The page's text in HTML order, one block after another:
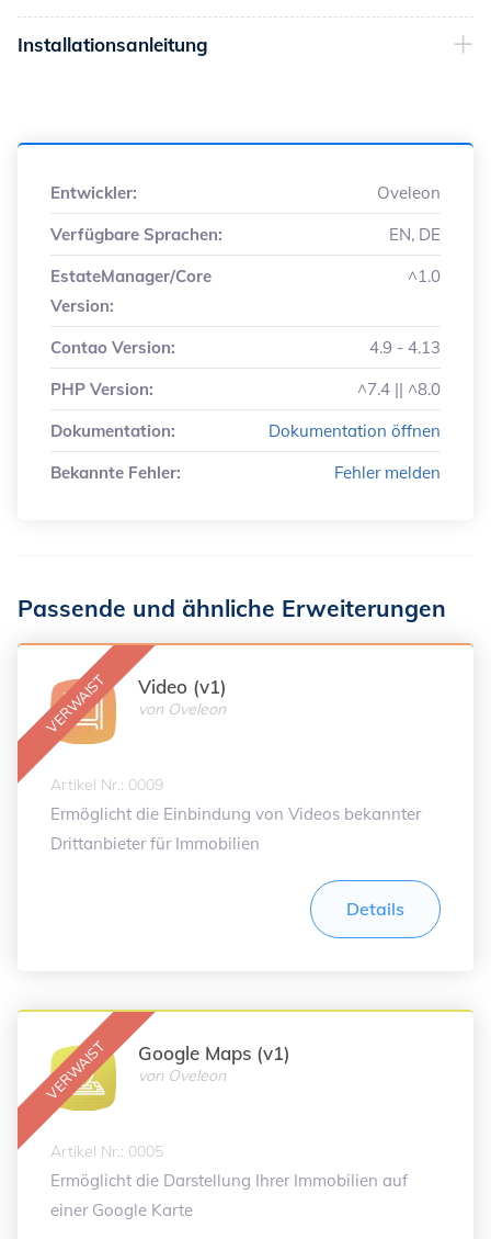
Installationsanleitung
Entwickler:
Oveleon
Verfügbare Sprachen:
EN, DE
EstateManager/Core
Version:
^1.0
Contao Version:
4.9 - 4.13
PHP Version:
^7.4 || ^8.0
Dokumentation:
Dokumentation öffnen
Bekannte Fehler:
Fehler melden
Passende und ähnliche Erweiterungen
Video (v1)
von Oveleon
Artikel Nr.: 0009
Ermöglicht die Einbindung von Videos bekannter
Drittanbieter für Immobilien
Details
Google Maps (v1)
von Oveleon
Artikel Nr.: 0005
Ermöglicht die Darstellung Ihrer Immobilien auf
einer Google Karte